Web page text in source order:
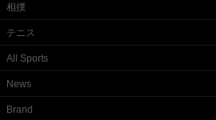
相撲
テニス
All Sports
News
Brand